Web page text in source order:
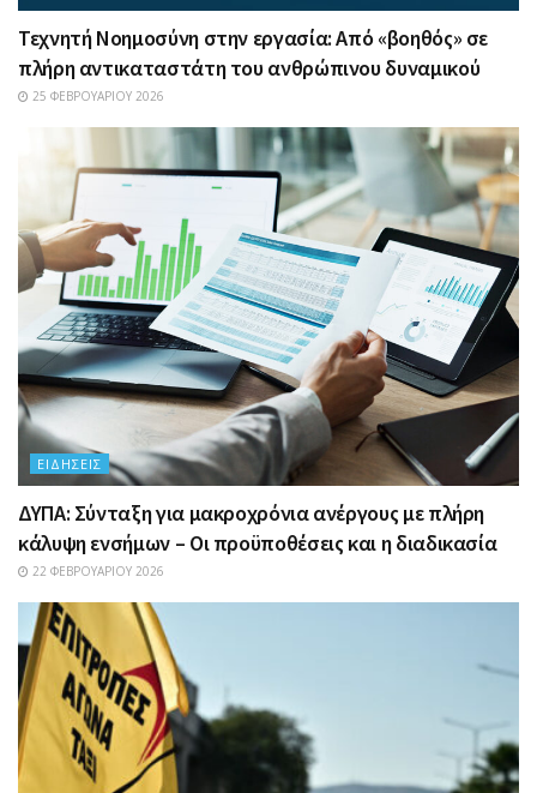
Τεχνητή Νοημοσύνη στην εργασία: Από «βοηθός» σε
πλήρη αντικαταστάτη του ανθρώπινου δυναμικού
25 ΦΕΒΡΟΥΑΡΊΟΥ 2026
ΕΙΔΉΣΕΙΣ
ΔΥΠΑ: Σύνταξη για μακροχρόνια ανέργους με πλήρη
κάλυψη ενσήμων – Οι προϋποθέσεις και η διαδικασία
22 ΦΕΒΡΟΥΑΡΊΟΥ 2026